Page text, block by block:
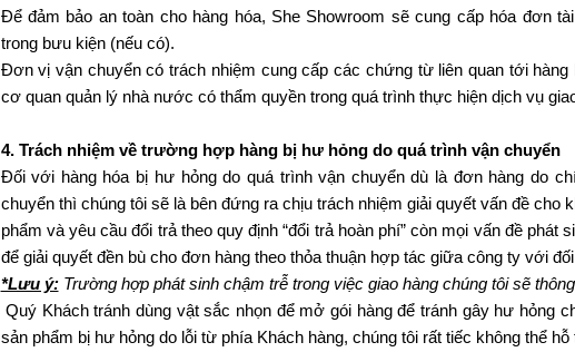
Để đảm bảo an toàn cho hàng hóa, She Showroom sẽ cung cấp hóa đơn
trong bưu kiện (nếu có).
Đơn vị vận chuyển có trách nhiệm cung cấp các chứng từ liên quan tới
cơ quan quản lý nhà nước có thẩm quyền trong quá trình thực hiện dịch vụ
4. Trách nhiệm về trường hợp hàng bị hư hỏng do quá trình vận chuyển
Đối với hàng hóa bị hư hỏng do quá trình vận chuyển dù là đơn hàng do
chuyển thì chúng tôi sẽ là bên đứng ra chịu trách nhiệm giải quyết vấn đề cho
phẩm và yêu cầu đổi trả theo quy định “đổi trả hoàn phí” còn mọi vấn đề
để giải quyết đền bù cho đơn hàng theo thỏa thuận hợp tác giữa công ty với
*Lưu ý: Trường hợp phát sinh chậm trễ trong việc giao hàng chúng tôi sẽ
Quý Khách tránh dùng vật sắc nhọn để mở gói hàng để tránh gây hư hỏng
sản phẩm bị hư hỏng do lỗi từ phía Khách hàng, chúng tôi rất tiếc không thể